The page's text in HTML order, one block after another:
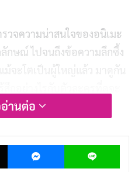
วจความน่าสนใจของอนิเมะ
กษณ์ ไปจนถึงข้อความลึกซึ้ง
ม้จะโตเป็นผู้ใหญ่แล้ว มาดูกัน
จริงใจที่สะเทือนใจ
านต่อ
X Messenger Line